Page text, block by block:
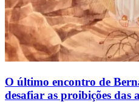
O último encontro de
desafiar as proibições das